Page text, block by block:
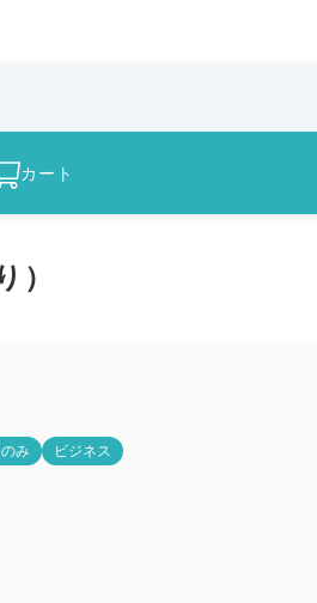
カート
）
み ビジネス